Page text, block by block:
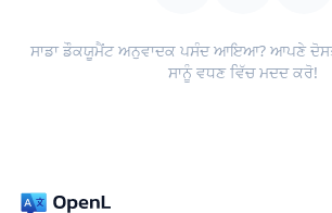
ਸਾਡਾ ਡੌਕਯੂਮੈਂਟ ਅਨੁਵਾਦਕ ਪਸੰਦ ਆਇਆ? ਆਪਣੇ
ਸਾਨੂੰ ਵਧਣ ਵਿੱਚ ਮਦਦ ਕਰੋ!